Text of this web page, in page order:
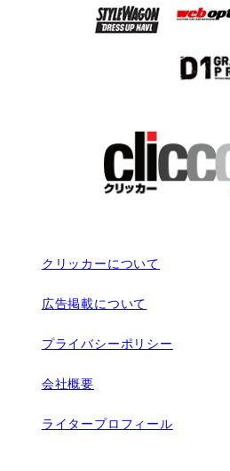
クリッカーについて
広告掲載について
プライバシーポリシー
会社概要
ライタープロフィール